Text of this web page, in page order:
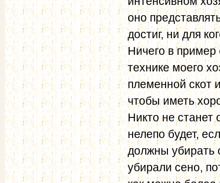
оно
достиг, ни для
Ничего в
технике моего
племенной скот
чтобы иметь
Никто не станет
нелепо будет,
должны убирать
убирали сено,